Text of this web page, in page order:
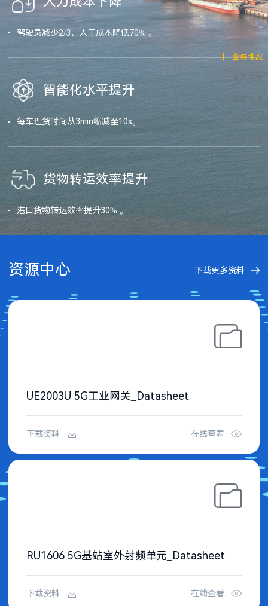
业务挑战
解决方案
资源中心
产品试用
驾驶员减少2/3，人工成本降低70% 。
智能化水平提升
每车理货时间从3min缩减至10s。
货物转运效率提升
港口货物转运效率提升30% 。
资源中心 下载更多资料
UE2003U 5G工业网关_Datasheet
下载资料 在线查看
RU1606 5G基站室外射频单元_Datasheet
下载资料 在线查看